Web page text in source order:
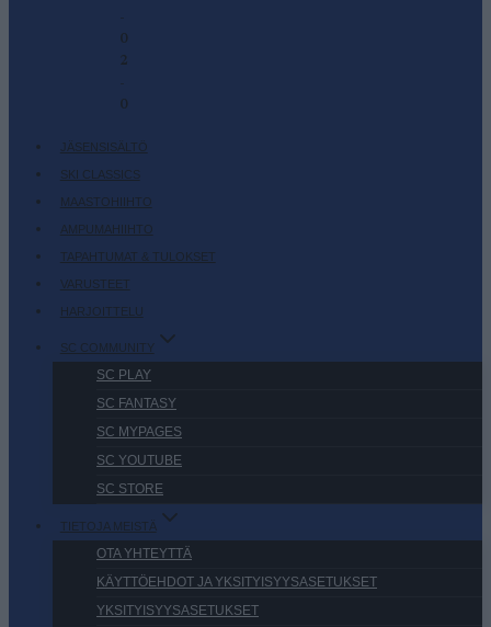
-
0
2
-
0
JÄSENSISÄLTÖ
SKI CLASSICS
MAASTOHIIHTO
AMPUMAHIIHTO
TAPAHTUMAT & TULOKSET
VARUSTEET
HARJOITTELU
SC COMMUNITY
SC PLAY
SC FANTASY
SC MYPAGES
SC YOUTUBE
SC STORE
TIETOJA MEISTÄ
OTA YHTEYTTÄ
KÄYTTÖEHDOT JA YKSITYISYYSASETUKSET
YKSITYISYYSASETUKSET